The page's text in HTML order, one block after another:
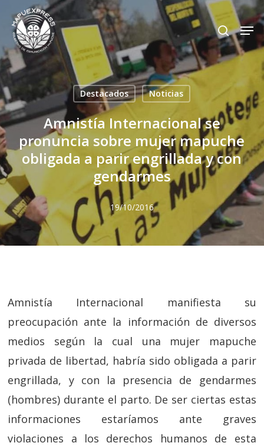
main
content
search
Destacados Noticias
Amnistía Internacional se
pronuncia sobre mujer mapuche
obligada a parir engrillada y con
gendarmes
19/10/2016
Amnistía Internacional manifiesta su
preocupación ante la información de diversos
medios según la cual una mujer mapuche
privada de libertad, habría sido obligada a parir
engrillada, y con la presencia de gendarmes
(hombres) durante el parto. De ser ciertas estas
informaciones estaríamos ante graves
violaciones a los derechos humanos de esta
Close
Menu